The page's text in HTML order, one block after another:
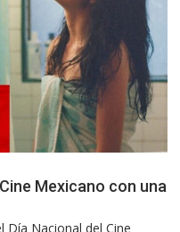
Mexicano con una
Día Nacional del Cine